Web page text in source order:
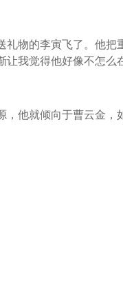
物的李寅飞了。他把
让我觉得他好像不怎么
他就倾向于曹云金，